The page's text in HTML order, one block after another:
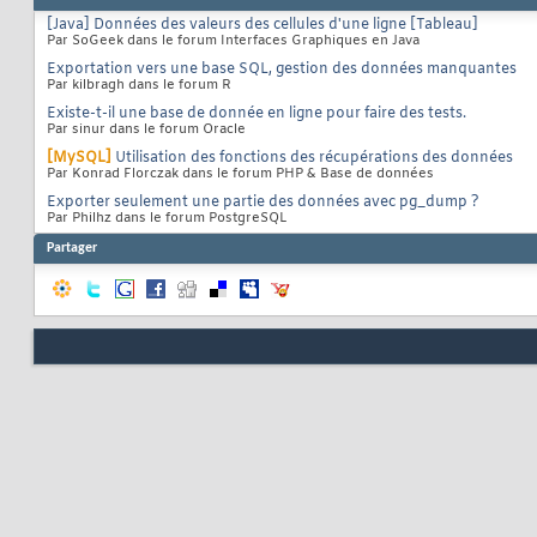
[Java] Données des valeurs des cellules d'une ligne [Tableau]
Par SoGeek dans le forum Interfaces Graphiques en Java
Exportation vers une base SQL, gestion des données manquantes
Par kilbragh dans le forum R
Existe-t-il une base de donnée en ligne pour faire des tests.
Par sinur dans le forum Oracle
[MySQL] Utilisation des fonctions des récupérations des données
Par Konrad Florczak dans le forum PHP & Base de données
Exporter seulement une partie des données avec pg_dump ?
Par Philhz dans le forum PostgreSQL
Partager